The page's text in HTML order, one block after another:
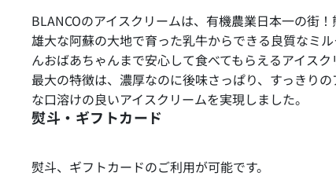
BLANCOのアイスクリームは、有機農業日本一の街
雄大な阿蘇の大地で育った乳牛からできる良質なミ
んおばあちゃんまで安心して食べてもらえるアイスク
最大の特徴は、濃厚なのに後味さっぱり、すっきり
な口溶けの良いアイスクリームを実現しました。
熨斗・ギフトカード
熨斗、ギフトカードのご利用が可能です。